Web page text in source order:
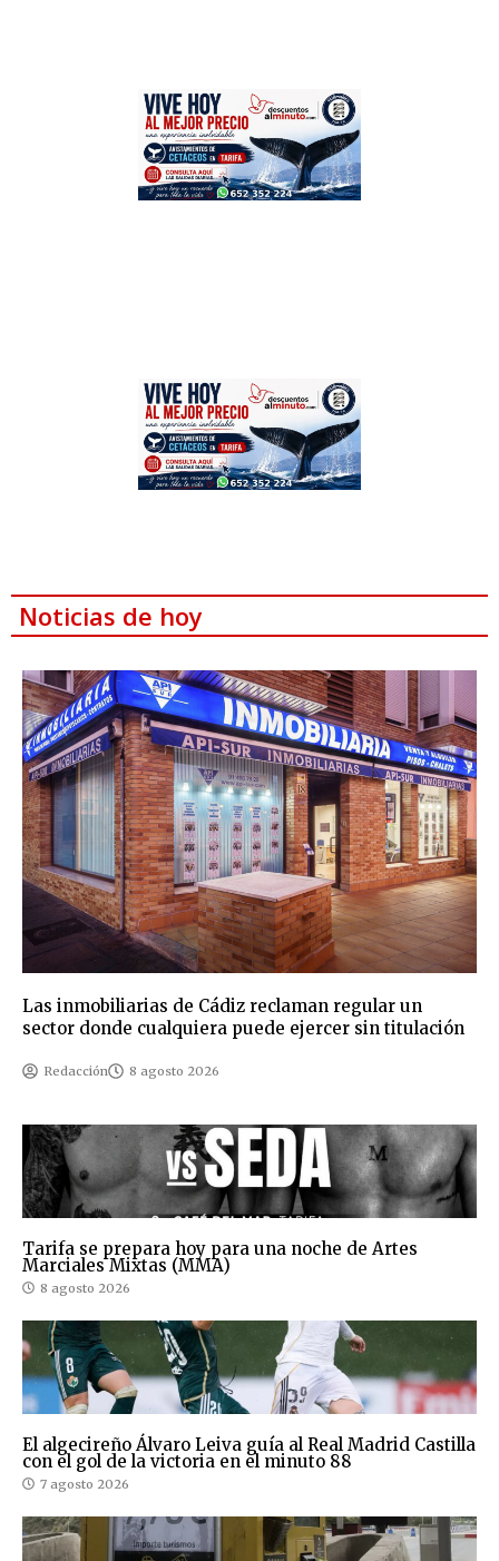
Noticias de hoy
Las inmobiliarias de Cádiz reclaman regular un
sector donde cualquiera puede ejercer sin titulación
Redacción 8 agosto 2026
Tarifa se prepara hoy para una noche de Artes
Marciales Mixtas (MMA)
8 agosto 2026
El algecireño Álvaro Leiva guía al Real Madrid Castilla
con el gol de la victoria en el minuto 88
7 agosto 2026